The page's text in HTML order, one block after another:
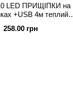
LED ПРИЩІПКИ на
+USB 4м теплий
258.00 грн